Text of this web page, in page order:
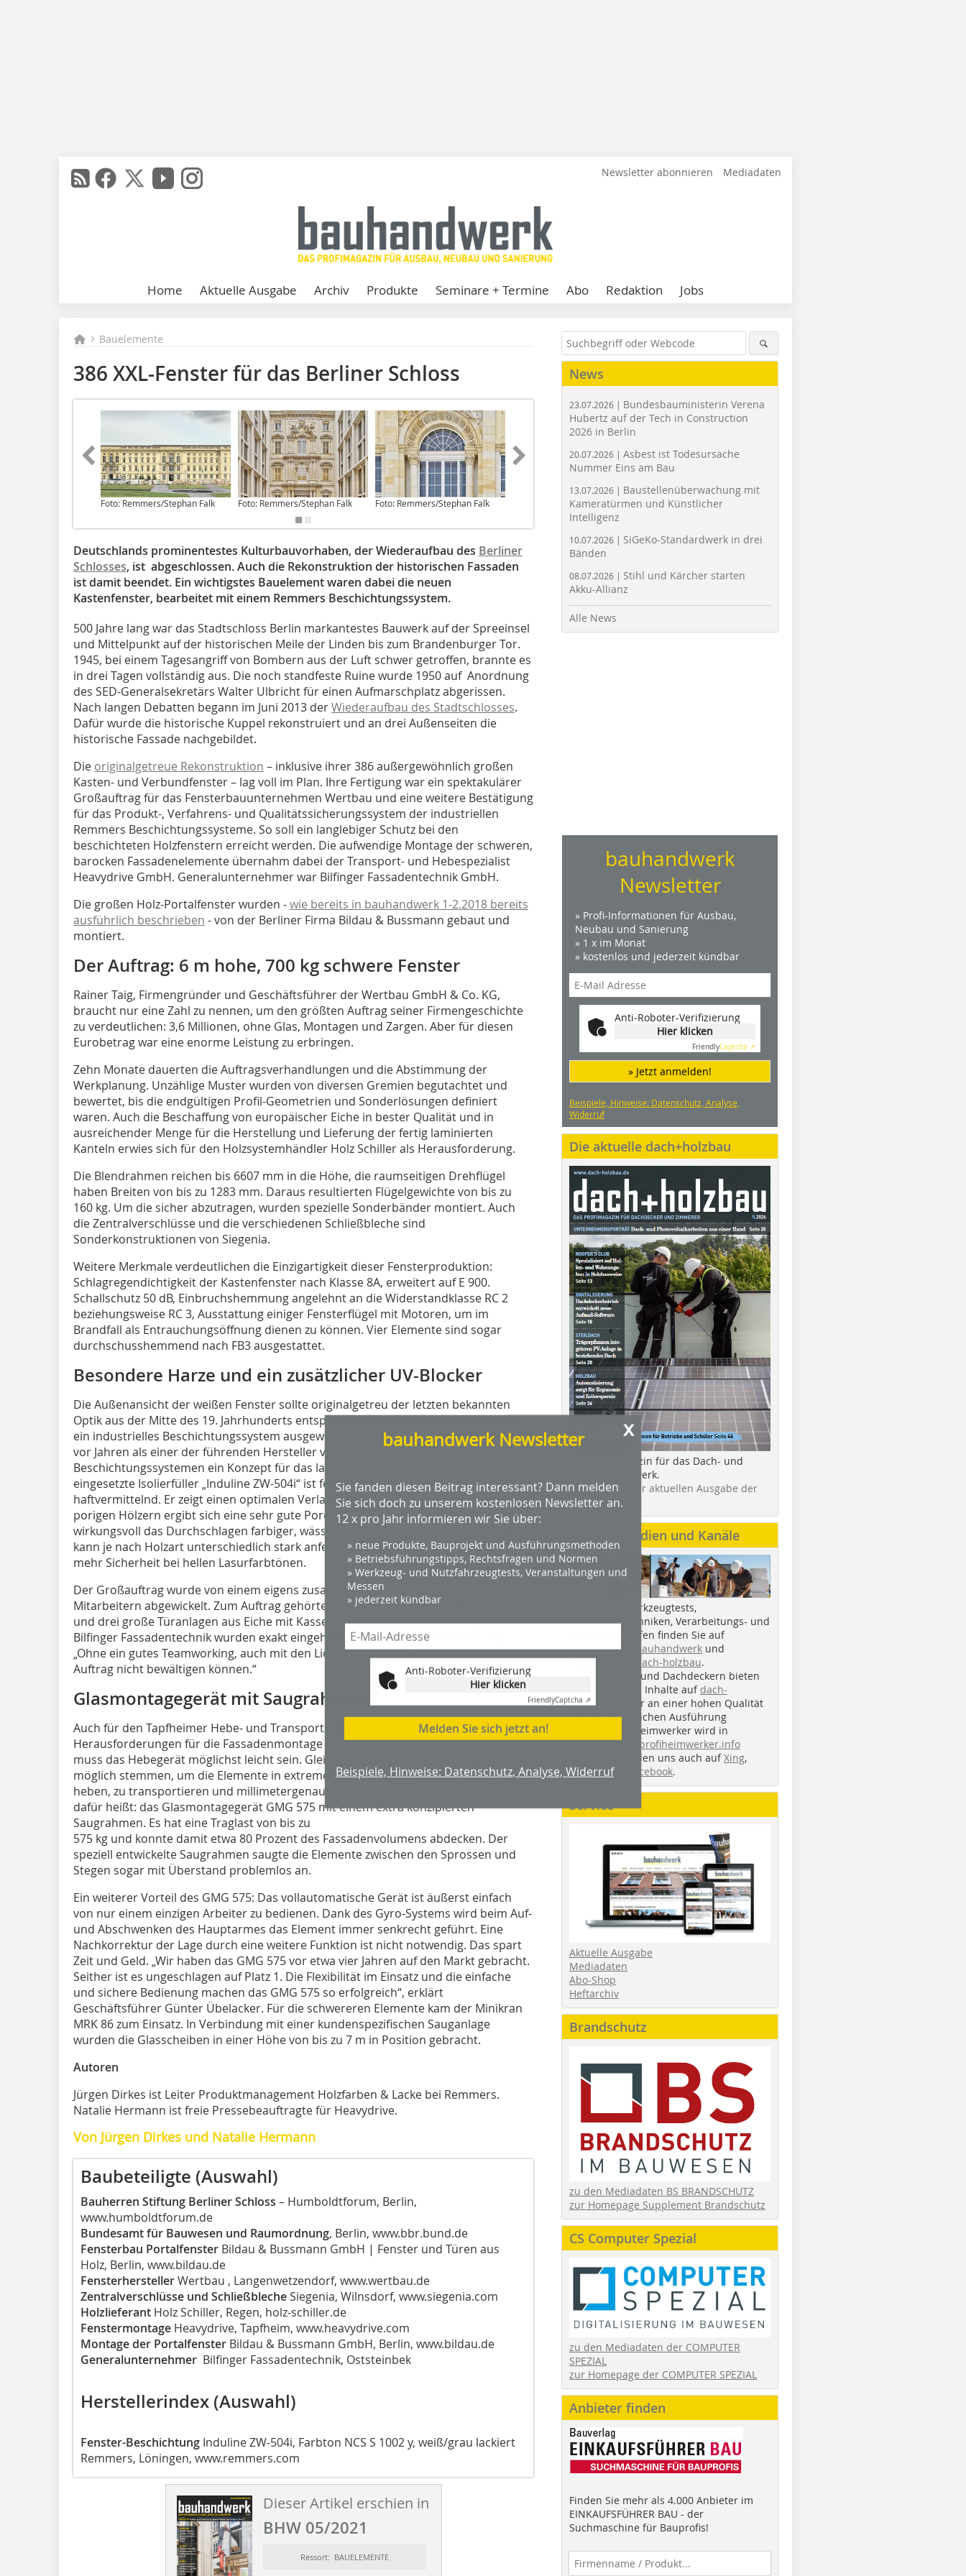
Newsletter abonnieren Mediadaten
Home Aktuelle Ausgabe Archiv Produkte Seminare + Termine Abo Redaktion Jobs
Bauelemente
386 XXL-Fenster für das Berliner Schloss
Foto: Remmers/Stephan Falk Foto: Remmers/Stephan Falk Foto: Remmers/Stephan Falk Foto: Remmers/Stephan Falk Foto: Remmers/Stephan Falk
Deutschlands prominentestes Kulturbauvorhaben, der Wiederaufbau des Berliner
Schlosses, ist abgeschlossen. Auch die Rekonstruktion der historischen Fassaden
ist damit beendet. Ein wichtigstes Bauelement waren dabei die neuen
Kastenfenster, bearbeitet mit einem Remmers Beschichtungssystem.
500 Jahre lang war das Stadtschloss Berlin markantestes Bauwerk auf der Spreeinsel
und Mittelpunkt auf der historischen Meile der Linden bis zum Brandenburger Tor.
1945, bei einem Tagesangriff von Bombern aus der Luft schwer getroffen, brannte es
in drei Tagen vollständig aus. Die noch standfeste Ruine wurde 1950 auf Anordnung
des SED-Generalsekretärs Walter Ulbricht für einen Aufmarschplatz abgerissen.
Nach langen Debatten begann im Juni 2013 derWiederaufbau des Stadtschlosses.
Dafür wurde die historische Kuppel rekonstruiert und an drei Außenseiten die
historische Fassade nachgebildet.
Die originalgetreue Rekonstruktion – inklusive ihrer 386 außergewöhnlich großen
Kasten- und Verbundfenster – lag voll im Plan. Ihre Fertigung war ein spektakulärer
Großauftrag für das Fensterbauunternehmen Wertbau und eine weitere Bestätigung
für das Produkt-, Verfahrens- und Qualitätssicherungssystem der industriellen
Remmers Beschichtungssysteme. So soll ein langlebiger Schutz bei den
beschichteten Holzfenstern erreicht werden. Die aufwendige Montage der schweren,
barocken Fassadenelemente übernahm dabei der Transport- und Hebespezialist
Heavydrive GmbH. Generalunternehmer war Bilfinger Fassadentechnik GmbH.
Die großen Holz-Portalfenster wurden -wie bereits in bauhandwerk 1-2.2018 bereits
ausführlich beschrieben - von der Berliner Firma Bildau & Bussmann gebaut und
montiert.
Der Auftrag: 6 m hohe, 700 kg schwere Fenster
Rainer Taig, Firmengründer und Geschäftsführer der Wertbau GmbH & Co. KG,
braucht nur eine Zahl zu nennen, um den größten Auftrag seiner Firmengeschichte
zu verdeutlichen: 3,6 Millionen, ohne Glas, Montagen und Zargen. Aber für diesen
Eurobetrag war eine enorme Leistung zu erbringen.
Zehn Monate dauerten die Auftragsverhandlungen und die Abstimmung der
Werkplanung. Unzählige Muster wurden von diversen Gremien begutachtet und
bewertet, bis die endgültigen Profil-Geometrien und Sonderlösungen definiert
waren. Auch die Beschaffung von europäischer Eiche in bester Qualität und in
ausreichender Menge für die Herstellung und Lieferung der fertig laminierten
Kanteln erwies sich für den Holzsystemhändler Holz Schiller als Herausforderung.
Die Blendrahmen reichen bis 6607 mm in die Höhe, die raumseitigen Drehflügel
haben Breiten von bis zu 1283 mm. Daraus resultierten Flügelgewichte von bis zu
160 kg. Um die sicher abzutragen, wurden spezielle Sonderbänder montiert. Auch
die Zentralverschlüsse und die verschiedenen Schließbleche sind
Sonderkonstruktionen von Siegenia.
Weitere Merkmale verdeutlichen die Einzigartigkeit dieser Fensterproduktion:
Schlagregendichtigkeit der Kastenfenster nach Klasse 8A, erweitert auf E 900.
Schallschutz 50 dB, Einbruchshemmung angelehnt an die Widerstandklasse RC 2
beziehungsweise RC 3, Ausstattung einiger Fensterflügel mit Motoren, um im
Brandfall als Entrauchungsöffnung dienen zu können. Vier Elemente sind sogar
durchschusshemmend nach FB3 ausgestattet.
Besondere Harze und ein zusätzlicher UV-Blocker
Die Außenansicht der weißen Fenster sollte originalgetreu der letzten bekannten
Optik aus der Mitte des 19. Jahrhunderts entsprechen. Für die Beschichtung wurde
ein industrielles Beschichtungssystem ausgewählt. Das Unternehmen hat bereits
vor Jahren als einer der führenden Hersteller von industriellen
Beschichtungssystemen ein Konzept für das langlebige Holzfenster entwickelt. Der
eingesetzte Isolierfüller „Induline ZW-504i“ ist feuchtigkeitsregulierend und
haftvermittelnd. Er zeigt einen optimalen Verlauf und gute Fülle auf der Fläche. Bei
porigen Hölzern ergibt sich eine sehr gute Porenfülle. Besondere Harze vermindern
wirkungsvoll das Durchschlagen farbiger, wässriger Holzinhaltsstoffe. Das Produkt
kann je nach Holzart unterschiedlich stark anfeuern. Ein zusätzlicher UV-Blocker gibt
mehr Sicherheit bei hellen Lasurfarbtönen.
Der Großauftrag wurde von einem eigens zusammengestellten Team aus 13
Mitarbeitern abgewickelt. Zum Auftrag gehörten auch verschiedene Verbundfenster
und drei große Türanlagen aus Eiche mit Kassettenfüllung. Die Terminvorgaben von
Bilfinger Fassadentechnik wurden exakt eingehalten. Firmengründer Rainer Taig:
„Ohne ein gutes Teamworking, auch mit den Lieferanten, hätten wir einen solchen
Auftrag nicht bewältigen können.“
Glasmontagegerät mit Saugrahmen
Auch für den Tapfheimer Hebe- und Transportspezialist Heavydrive waren die
Herausforderungen für die Fassadenmontage groß: Da die Deckenlast begrenzt ist,
muss das Hebegerät möglichst leicht sein. Gleichzeitig muss es so viel Traglast wie
möglich stemmen, um die Elemente in extremen Größen und Formen sicher zu
heben, zu transportieren und millimetergenau zu setzen. Die Heavydrive-Lösung
dafür heißt: das Glasmontagegerät GMG 575 mit einem extra konzipierten
Saugrahmen. Es hat eine Traglast von bis zu
575 kg und konnte damit etwa 80 Prozent des Fassadenvolumens abdecken. Der
speziell entwickelte Saugrahmen saugte die Elemente zwischen den Sprossen und
Stegen sogar mit Überstand problemlos an.
Ein weiterer Vorteil des GMG 575: Das vollautomatische Gerät ist äußerst einfach
von nur einem einzigen Arbeiter zu bedienen. Dank des Gyro-Systems wird beim Auf-
und Abschwenken des Hauptarmes das Element immer senkrecht geführt. Eine
Nachkorrektur der Lage durch eine weitere Funktion ist nicht notwendig. Das spart
Zeit und Geld. „Wir haben das GMG 575 vor etwa vier Jahren auf den Markt gebracht.
Seither ist es ungeschlagen auf Platz 1. Die Flexibilität im Einsatz und die einfache
und sichere Bedienung machen das GMG 575 so erfolgreich“, erklärt
Geschäftsführer Günter Übelacker. Für die schwereren Elemente kam der Minikran
MRK 86 zum Einsatz. In Verbindung mit einer kundenspezifischen Sauganlage
wurden die Glasscheiben in einer Höhe von bis zu 7 m in Position gebracht.
Autoren
Jürgen Dirkes ist Leiter Produktmanagement Holzfarben & Lacke bei Remmers.
Natalie Hermann ist freie Pressebeauftragte für Heavydrive.
Von Jürgen Dirkes und Natalie Hermann
Baubeteiligte (Auswahl)
Bauherren Stiftung Berliner Schloss – Humboldtforum, Berlin,
www.humboldtforum.de
Bundesamt für Bauwesen und Raumordnung, Berlin, www.bbr.bund.de
Fensterbau Portalfenster Bildau & Bussmann GmbH | Fenster und Türen aus
Holz, Berlin, www.bildau.de
FensterherstellerWertbau , Langenwetzendorf, www.wertbau.de
Zentralverschlüsse und SchließblecheSiegenia, Wilnsdorf, www.siegenia.com
Holzlieferant Holz Schiller, Regen, holz-schiller.de
Fenstermontage Heavydrive, Tapfheim, www.heavydrive.com
Montage der Portalfenster Bildau & Bussmann GmbH, Berlin, www.bildau.de
Generalunternehmer Bilfinger Fassadentechnik, Oststeinbek
Herstellerindex (Auswahl)
Fenster-Beschichtung Induline ZW-504i, Farbton NCS S 1002 y, weiß/grau lackiert
Remmers, Löningen, www.remmers.com
Dieser Artikel erschien in
BHW 05/2021
Ressort: BAUELEMENTE
x
bauhandwerk Newsletter
Sie fanden diesen Beitrag interessant? Dann melden
Sie sich doch zu unserem kostenlosen Newsletter an.
12 x pro Jahr informieren wir Sie über:
» neue Produkte, Bauprojekt und Ausführungsmethoden
» Betriebsführungstipps, Rechtsfragen und Normen
» Werkzeug- und Nutzfahrzeugtests, Veranstaltungen und
Messen
» jederzeit kündbar
Anti-Roboter-Verifizierung
Hier klicken
FriendlyCaptcha ⇗
Melden Sie sich jetzt an!
Beispiele, Hinweise: Datenschutz, Analyse, Widerruf
News
23.07.2026 | Bundesbauministerin Verena
Hubertz auf der Tech in Construction
2026 in Berlin
20.07.2026 | Asbest ist Todesursache
Nummer Eins am Bau
13.07.2026 | Baustellenüberwachung mit
Kameratürmen und Künstlicher
Intelligenz
10.07.2026 | SiGeKo-Standardwerk in drei
Bänden
08.07.2026 | Stihl und Kärcher starten
Akku-Allianz
Alle News
bauhandwerk
Newsletter
» Profi-Informationen für Ausbau,
Neubau und Sanierung
» 1 x im Monat
» kostenlos und jederzeit kündbar
Anti-Roboter-Verifizierung
Hier klicken
FriendlyCaptcha ⇗
» Jetzt anmelden!
Beispiele, Hinweise: Datenschutz, Analyse,
Widerruf
Die aktuelle dach+holzbau
Das Profimagazin für das Dach- und
Holzbauhandwerk.
Hier geht es zur aktuellen Ausgabe der
dach+holzbau.
Weitere Medien und Kanäle
Videos von Werkzeugtests,
Handwerkstechniken, Verarbeitungs- und
Montageabläufen finden Sie auf
youtube.com/bauhandwerk und
youtube.com/dach-holzbau.
Zimmerleuten und Dachdeckern bieten
wir spannende Inhalte auf dach-
holzbau.de
, der an einer hohen Qualität
der handwerklichen Ausführung
interessierte Heimwerker wird in
unserem Blog
profiheimwerker.info
fündig. Sie finden uns auch aufXing,
Twitterund Facebook.
Service
Aktuelle Ausgabe
Mediadaten
Abo-Shop
Heftarchiv
Brandschutz
zu den Mediadaten BS BRANDSCHUTZ
zur Homepage Supplement Brandschutz
CS Computer Spezial
zu den Mediadaten der COMPUTER
SPEZIAL
zur Homepage der COMPUTER SPEZIAL
Anbieter finden
Finden Sie mehr als 4.000 Anbieter im
EINKAUFSFÜHRER BAU - der
Suchmaschine für Bauprofis!